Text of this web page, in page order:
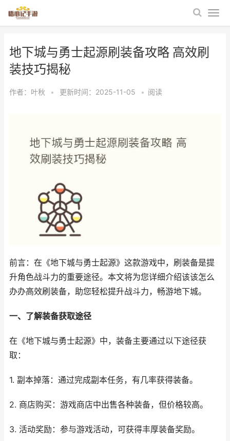
地下城与勇士起源刷装备攻略 高效刷
装技巧揭秘
作者： 叶秋 • 更新时间：2025-11-05 • 阅读
前言：在《地下城与勇士起源》这款游戏中，刷装备是提
升角色战斗力的重要途径。本文将为您详细介绍该该怎么
办办高效刷装备，助您轻松提升战斗力，畅游地下城。
一、了解装备获取途径
在《地下城与勇士起源》中，装备主要通过以下途径获
取：
1. 副本掉落：通过完成副本任务，有几率获得装备。
2. 商店购买：游戏商店中出售各种装备，但价格较高。
3. 活动奖励：参与游戏活动，可获得丰厚装备奖励。